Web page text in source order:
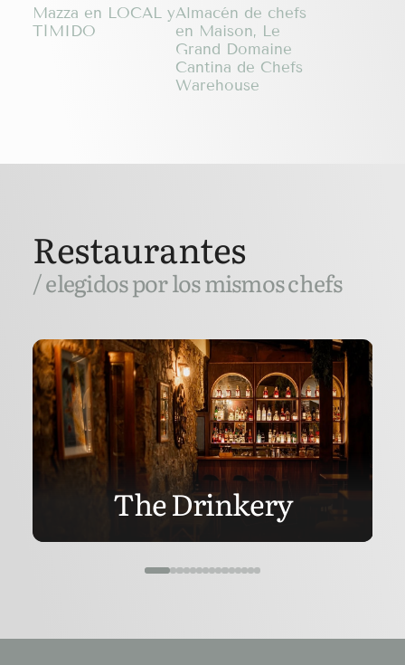
Mazza en LOCAL y
TÍMIDO
Almacén de chefs
en Maison, Le
Grand Domaine
Cantina de Chefs
Warehouse
Restaurantes
/ elegidos por los mismos chefs
The Drinkery